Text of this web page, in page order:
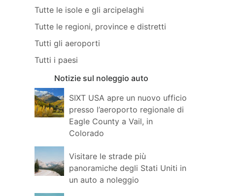
Tutte le isole e gli arcipelaghi
Tutte le regioni, province e distretti
Tutti gli aeroporti
Tutti i paesi
Notizie sul noleggio auto
SIXT USA apre un nuovo ufficio
presso l’aeroporto regionale di
Eagle County a Vail, in
Colorado
Visitare le strade più
panoramiche degli Stati Uniti in
un auto a noleggio